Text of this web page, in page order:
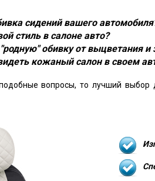
сидений вашего
стиль в салоне авто?
обивку от выцветания и
кожаный салон в своем
вопросы, то лучший